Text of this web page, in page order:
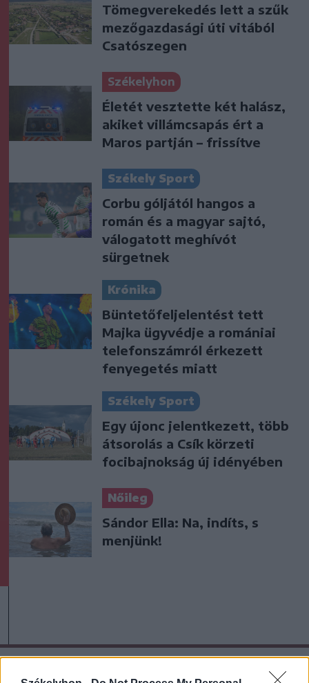
Tömegverekedés lett a szűk
mezőgazdasági úti vitából
Csatószegen
Székelyhon
Életét vesztette két halász,
akiket villámcsapás ért a
Maros partján – frissítve
Székely Sport
Corbu góljától hangos a
román és a magyar sajtó,
válogatott meghívót
sürgetnek
Krónika
Büntetőfeljelentést tett
Majka ügyvédje a romániai
telefonszámról érkezett
fenyegetés miatt
Székely Sport
Egy újonc jelentkezett, több
átsorolás a Csík körzeti
focibajnokság új idényében
Nőileg
Sándor Ella: Na, indíts, s
menjünk!
A rovat további cikkei